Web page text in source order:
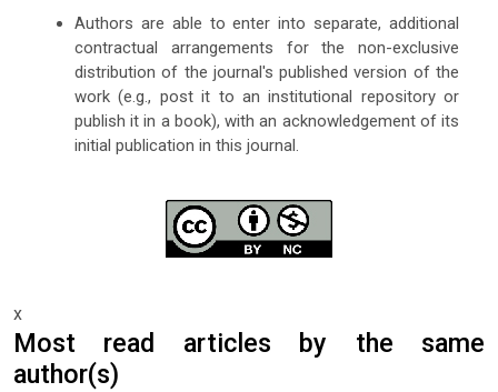
Authors are able to enter into separate, additional
contractual arrangements for the non-exclusive
distribution of the journal's published version of the
work (e.g., post it to an institutional repository or
publish it in a book), with an acknowledgement of its
initial publication in this journal.
x
Most read articles by the same
author(s)